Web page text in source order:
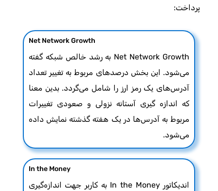
پرداخت:
Net Network Growth
Net Network Growth به رشد خالص شبکه گفته
می‌شود. این بخش درصدهای مربوط به تغییر تعداد
آدرس‌های یک رمز ارز را شامل می‌گردد. بدین معنا
که اندازه گیری آستانه نزولی و صعودی تغییرات
مربوط به آدرس‌ها در یک هفته گذشته نمایش داده
می‌شود.
In the Money
اندیکاتور In the Money به کاربر جهت اندازه‌گیری